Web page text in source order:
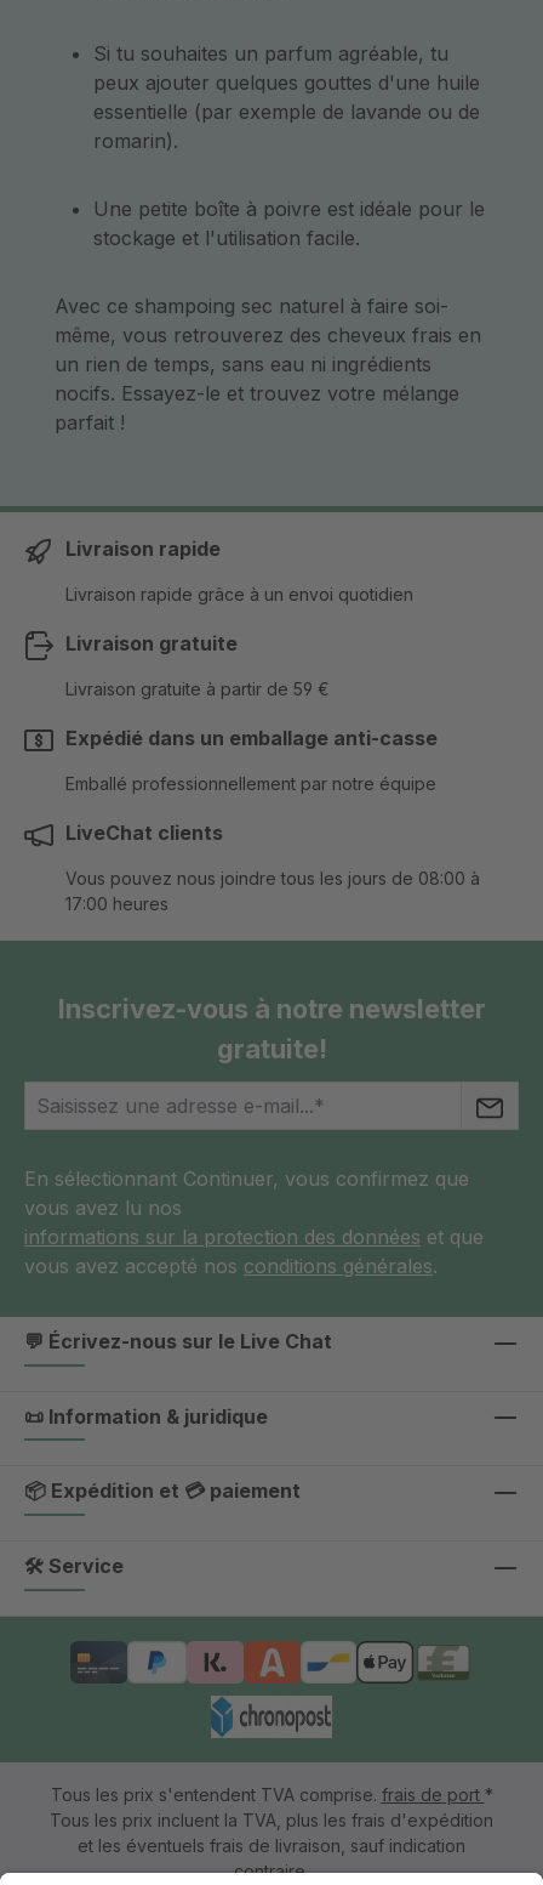
Si tu souhaites un parfum agréable, tu
peux ajouter quelques gouttes d'une huile
essentielle (par exemple de lavande ou de
romarin).
Une petite boîte à poivre est idéale pour le
stockage et l'utilisation facile.
Avec ce shampoing sec naturel à faire soi-
même, vous retrouverez des cheveux frais en
un rien de temps, sans eau ni ingrédients
nocifs. Essayez-le et trouvez votre mélange
parfait !
Livraison rapide
Livraison rapide grâce à un envoi quotidien
Livraison gratuite
Livraison gratuite à partir de 59 €
Expédié dans un emballage anti-casse
Emballé professionnellement par notre équipe
LiveChat clients
Vous pouvez nous joindre tous les jours de 08:00 à
17:00 heures
Inscrivez-vous à notre newsletter
gratuite!
En sélectionnant Continuer, vous confirmez que
vous avez lu nos
informations sur la protection des données et que
vous avez accepté nos conditions générales.
💬 Écrivez-nous sur le Live Chat
📜 Information & juridique
📦 Expédition et 💳 paiement
🛠 Service
Tous les prix s'entendent TVA comprise. frais de port *
Tous les prix incluent la TVA, plus les frais d'expédition
et les éventuels frais de livraison, sauf indication
contraire.